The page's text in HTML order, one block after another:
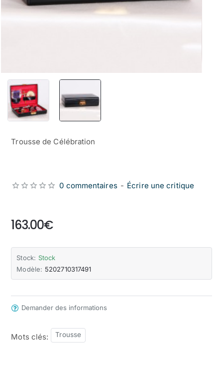
Trousse de Célébration
Stock: Stock
Modèle: 5202710317491
0 commentaires - Écrire une critique
163.00€
Demander des informations
Mots clés: Trousse